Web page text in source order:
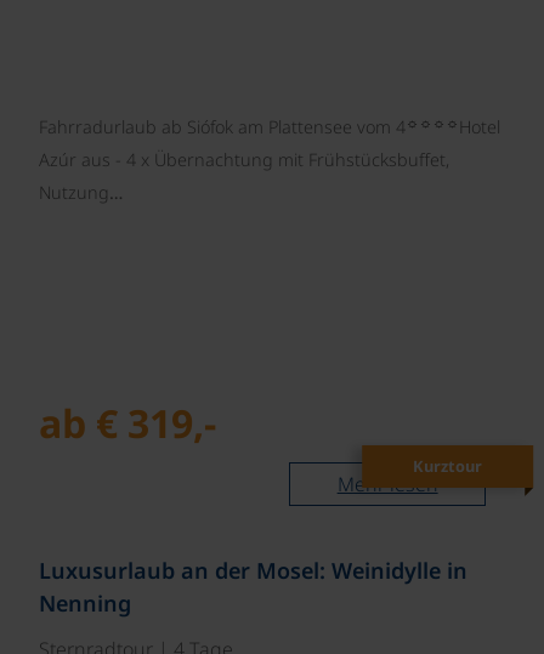
Fahrradurlaub ab Siófok am Plattensee vom 4 ☼☼☼☼ Hotel
Azúr aus - 4 x Übernachtung mit Frühstücksbuffet,
Nutzung…
ab € 319,-
Mehr lesen
Kurztour
Luxusurlaub an der Mosel: Weinidylle in
Nenning
Sternradtour | 4 Tage